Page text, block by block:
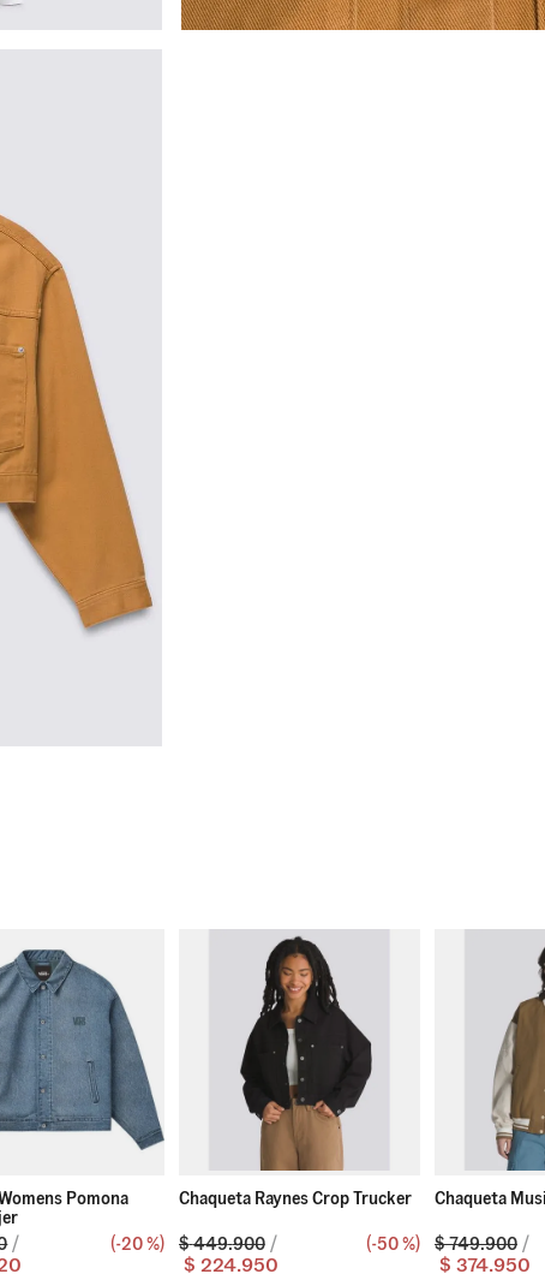
Pomona
(-20 %)
Chaqueta Raynes Crop Trucker
$449.900
$ 224.950
(-50 %)
Chaqueta
$749.900
$ 374.950